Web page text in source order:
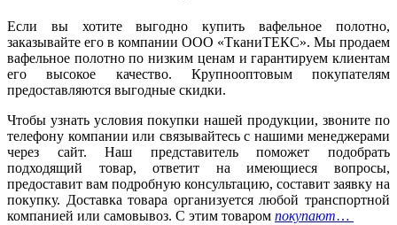
Если вы хотите выгодно купить вафельное полотно,
заказывайте его в компании ООО «ТканиТЕКС». Мы продаем
вафельное полотно по низким ценам и гарантируем клиентам
его высокое качество. Крупнооптовым покупателям
предоставляются выгодные скидки.
Чтобы узнать условия покупки нашей продукции, звоните по
телефону компании или связывайтесь с нашими менеджерами
через сайт. Наш представитель поможет подобрать
подходящий товар, ответит на имеющиеся вопросы,
предоставит вам подробную консультацию, составит заявку на
покупку. Доставка товара организуется любой транспортной
компанией или самовывоз. С этим товаром покупают…